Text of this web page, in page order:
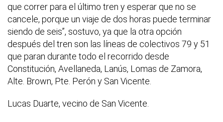
que correr para el último tren y esperar que no se
cancele, porque un viaje de dos horas puede terminar
siendo de seis”, sostuvo, ya que la otra opción
después del tren son las líneas de colectivos 79 y 51
que paran durante todo el recorrido desde
Constitución, Avellaneda, Lanús, Lomas de Zamora,
Alte. Brown, Pte. Perón y San Vicente.
Lucas Duarte, vecino de San Vicente.